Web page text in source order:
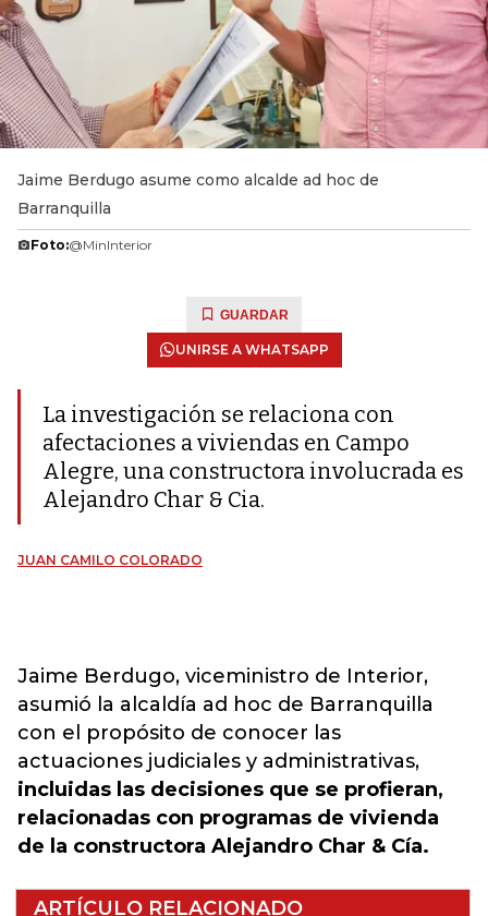
Jaime Berdugo asume como alcalde ad hoc de
Barranquilla
Foto:@MinInterior
GUARDAR
UNIRSE A WHATSAPP
La investigación se relaciona con
afectaciones a viviendas en Campo
Alegre, una constructora involucrada es
Alejandro Char & Cia.
JUAN CAMILO COLORADO
Jaime Berdugo, viceministro de Interior,
asumió la alcaldía ad hoc de Barranquilla
con el propósito de conocer las
actuaciones judiciales y administrativas,
incluidas las decisiones que se profieran,
relacionadas con programas de vivienda
de la constructora Alejandro Char & Cía.
ARTÍCULO RELACIONADO